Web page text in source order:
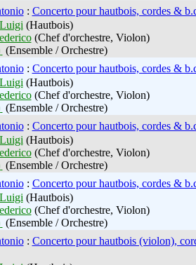
: Concerto pour hautbois, cordes &
(Hautbois)
(Chef d'orchestre, Violon)
(Ensemble / Orchestre)
: Concerto pour hautbois, cordes &
(Hautbois)
(Chef d'orchestre, Violon)
(Ensemble / Orchestre)
: Concerto pour hautbois, cordes &
(Hautbois)
(Chef d'orchestre, Violon)
(Ensemble / Orchestre)
: Concerto pour hautbois, cordes &
(Hautbois)
(Chef d'orchestre, Violon)
(Ensemble / Orchestre)
: Concerto pour hautbois (violon),